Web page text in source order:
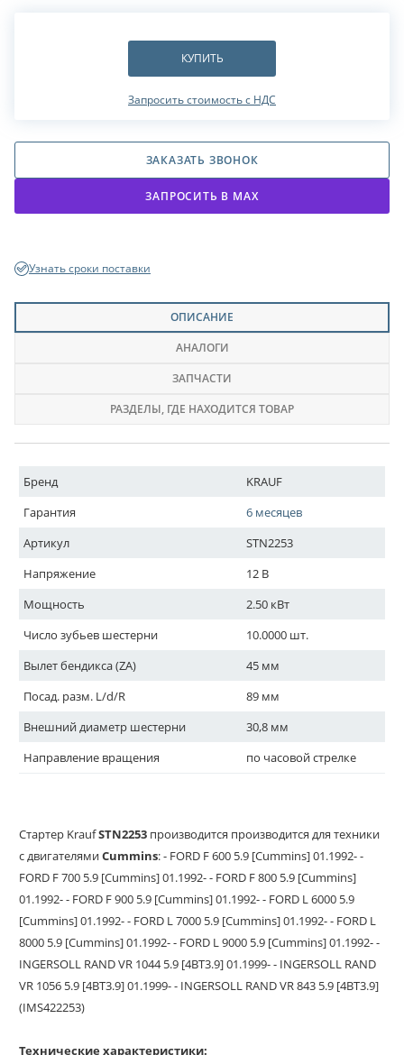
КУПИТЬ
Запросить стоимость с НДС
ЗАКАЗАТЬ ЗВОНОК
ЗАПРОСИТЬ В МАХ
Узнать сроки поставки
ОПИСАНИЕ
АНАЛОГИ
ЗАПЧАСТИ
РАЗДЕЛЫ, ГДЕ НАХОДИТСЯ ТОВАР
Бренд
KRAUF
Гарантия
6 месяцев
Артикул
STN2253
Напряжение
12 В
Мощность
2.50 кВт
Число зубьев шестерни
10.0000 шт.
Вылет бендикса (ZA)
45 мм
Посад. разм. L/d/R
89 мм
Внешний диаметр шестерни
30,8 мм
Направление вращения
по часовой стрелке
Стартер KraufSTN2253 производится производится для техники
с двигателямиCummins: - FORD F 600 5.9 [Cummins] 01.1992- -
FORD F 700 5.9 [Cummins] 01.1992- - FORD F 800 5.9 [Cummins]
01.1992- - FORD F 900 5.9 [Cummins] 01.1992- - FORD L 6000 5.9
[Cummins] 01.1992- - FORD L 7000 5.9 [Cummins] 01.1992- - FORD L
8000 5.9 [Cummins] 01.1992- - FORD L 9000 5.9 [Cummins] 01.1992- -
INGERSOLL RAND VR 1044 5.9 [4BT3.9] 01.1999- - INGERSOLL RAND
VR 1056 5.9 [4BT3.9] 01.1999- - INGERSOLL RAND VR 843 5.9 [4BT3.9]
(IMS422253)
Технические характеристики: